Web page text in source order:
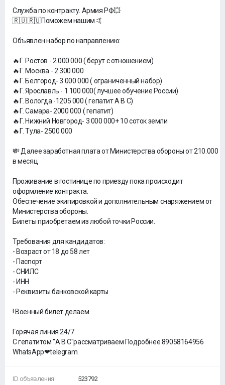
Служба по контракту. Армия РФ💥
🇷🇺.🇷🇺Поможем нашим 🤙
Объявлен набор по направлению:
🔥Г. Ростов - 2 000 000 ( берут с отношением)
🔥Г. Москва - 2 300 000
🔥Г. Белгород- 3 000 000 ( ограниченный набор)
🔥Г. Ярославль - 1 100 000( лучшее обучение России)
🔥Г. Вологда -1205 000 ( гепатит А В С)
🔥Г. Самара- 2000 000 ( гепатит)
🔥Г. Нижний Новгород- 3 000 000+ 10 соток земли
🔥Г. Тула- 2500 000
💸 Далее заработная плата от Министерства обороны от 210.000
в месяц
Проживание в гостинице по приезду пока происходит
оформление контракта.
Обеспечение экипировкой и дополнительным снаряжением от
Министерства обороны.
Билеты приобретаем из любой точки России.
Требования для кандидатов:
- Возраст от 18 до 58 лет
- Паспорт
- СНИЛС
- ИНН
- Реквизиты банковской карты
! Военный билет делаем
Горячая линия 24/7
С гепатитом "А В С"рассматриваем Подробнее 89058164956
WhatsApp❤telegram.
ID объявления
523792